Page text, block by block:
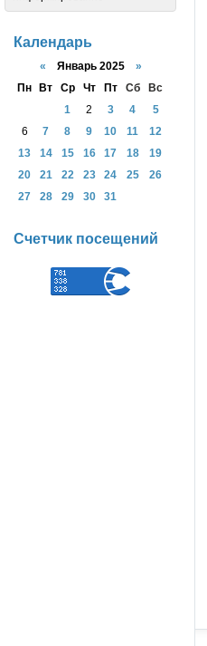
Календарь
« Январь 2025 »
Пн
Вт Ср Чт Пт Сб
Вс
1
2 3 4
5
6
7 8 9 10 11
12
13
14 15 16 17 18
19
20
21 22 23 24 25
26
27
28 29 30 31
Счетчик посещений